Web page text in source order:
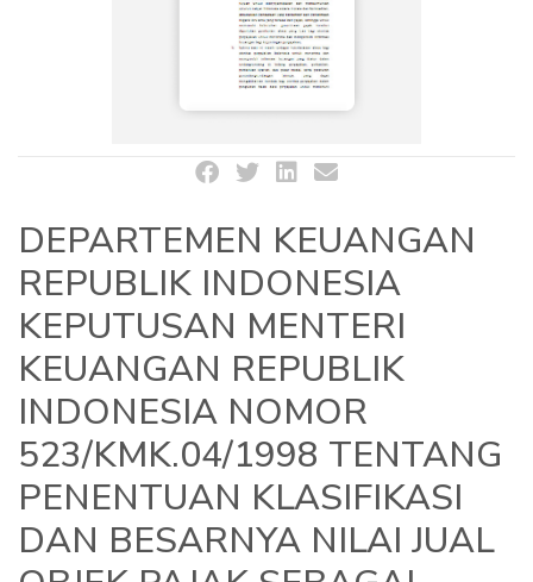
DEPARTEMEN KEUANGAN
REPUBLIK INDONESIA
KEPUTUSAN MENTERI
KEUANGAN REPUBLIK
INDONESIA NOMOR
523/KMK.04/1998 TENTANG
PENENTUAN KLASIFIKASI
DAN BESARNYA NILAI JUAL